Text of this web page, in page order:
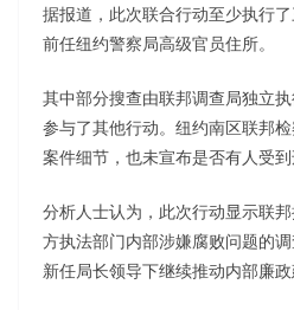
据报道，此次联合行动至少执行
前任纽约警察局高级官员住所。
其中部分搜查由联邦调查局独立
参与了其他行动。纽约南区联邦
案件细节，也未宣布是否有人受到
分析人士认为，此次行动显示联
方执法部门内部涉嫌腐败问题的
新任局长领导下继续推动内部廉政